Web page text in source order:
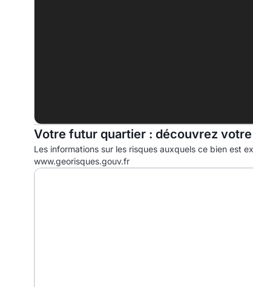
Votre futur quartier : découvrez
Les informations sur les risques auxquels ce bien est
www.georisques.gouv.fr